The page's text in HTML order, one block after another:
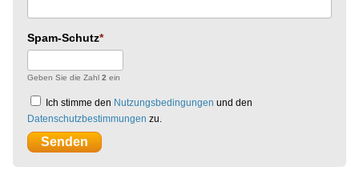
Spam-Schutz
Geben Sie die Zahl 2 ein
Ich stimme den Nutzungsbedingungen und den
Datenschutzbestimmungen zu.